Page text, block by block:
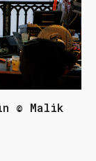
© Malik